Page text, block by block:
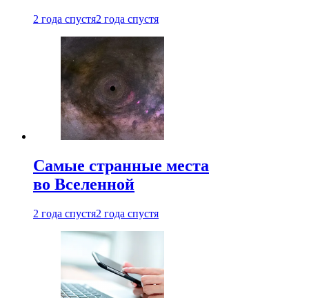
2 года спустя2 года спустя
Самые странные места
во Вселенной
2 года спустя2 года спустя